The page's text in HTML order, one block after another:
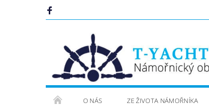
O NÁS ZE ŽIVOTA NÁMOŘNÍKA